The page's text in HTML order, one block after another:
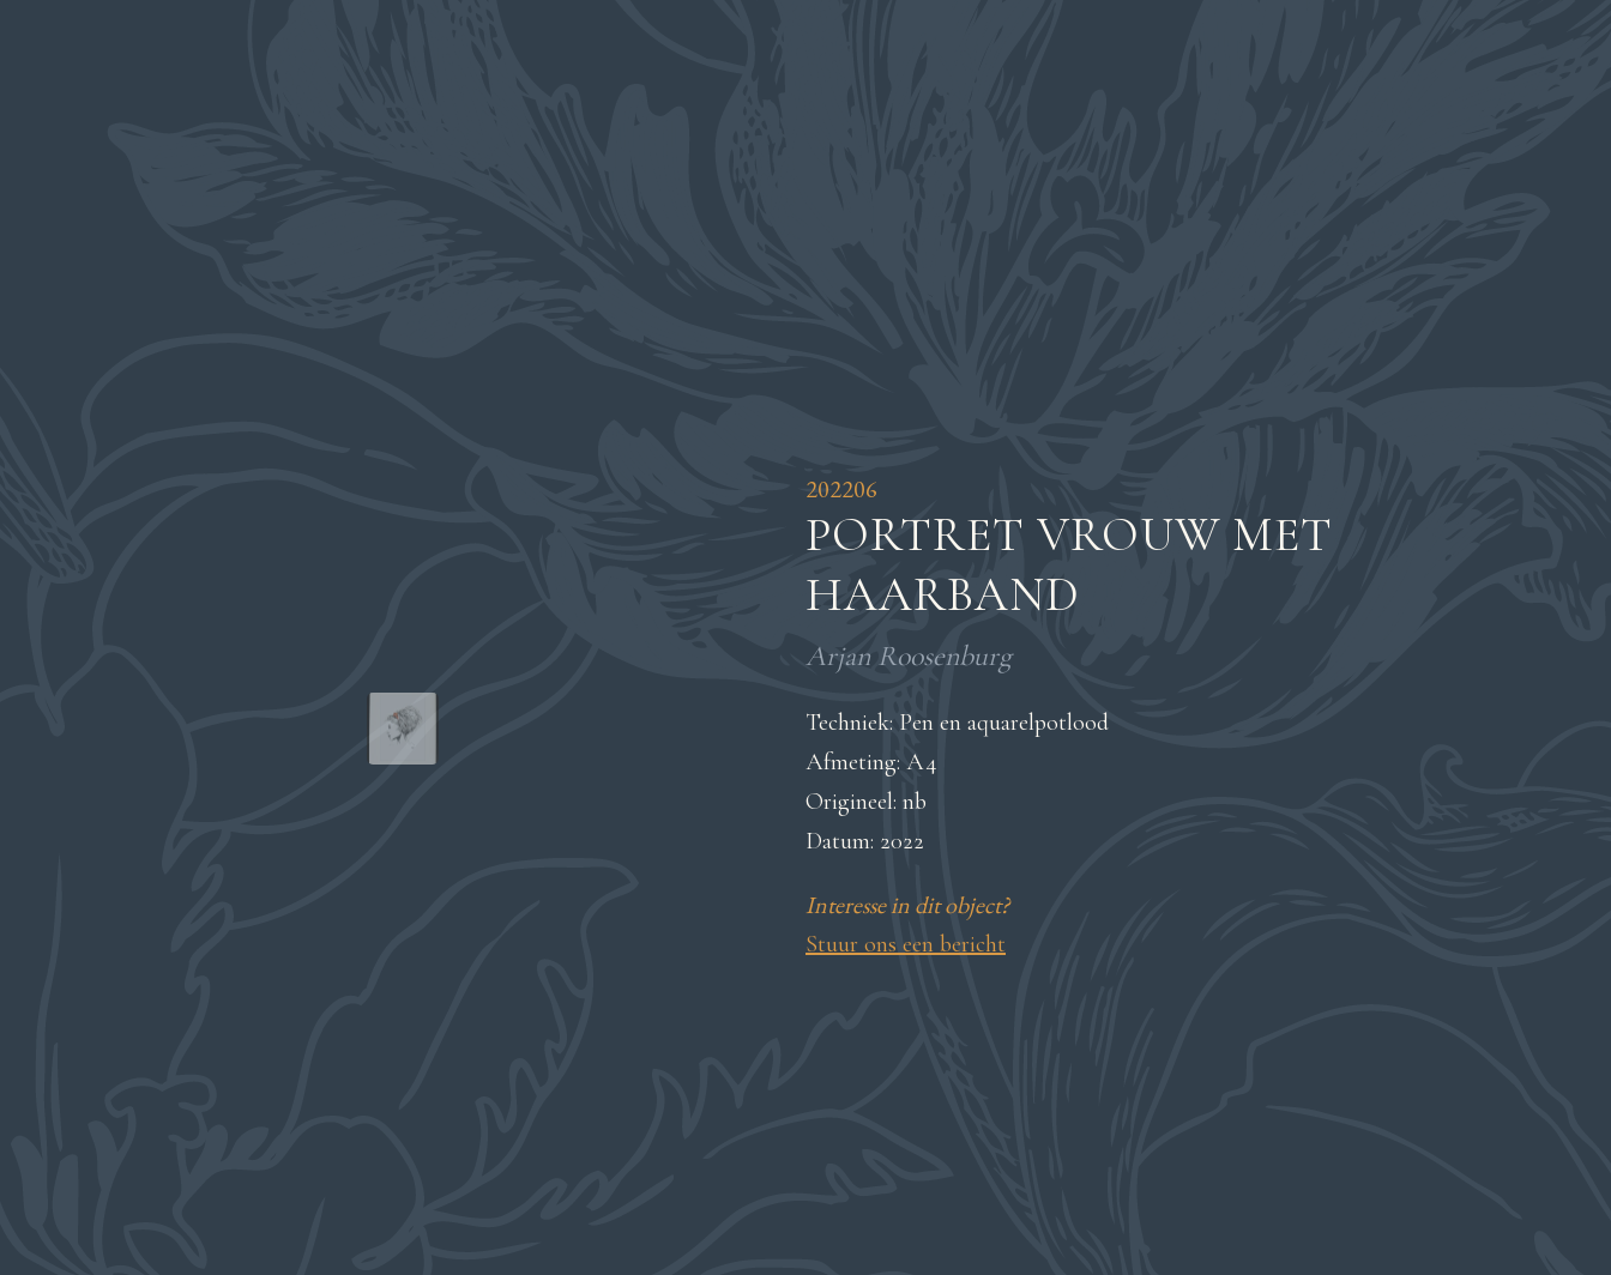
202206
PORTRET VROUW MET
HAARBAND
Arjan Roosenburg
Techniek: Pen en aquarelpotlood
Afmeting: A4
Origineel: nb
Datum: 2022
Interesse in dit object?
Stuur ons een bericht